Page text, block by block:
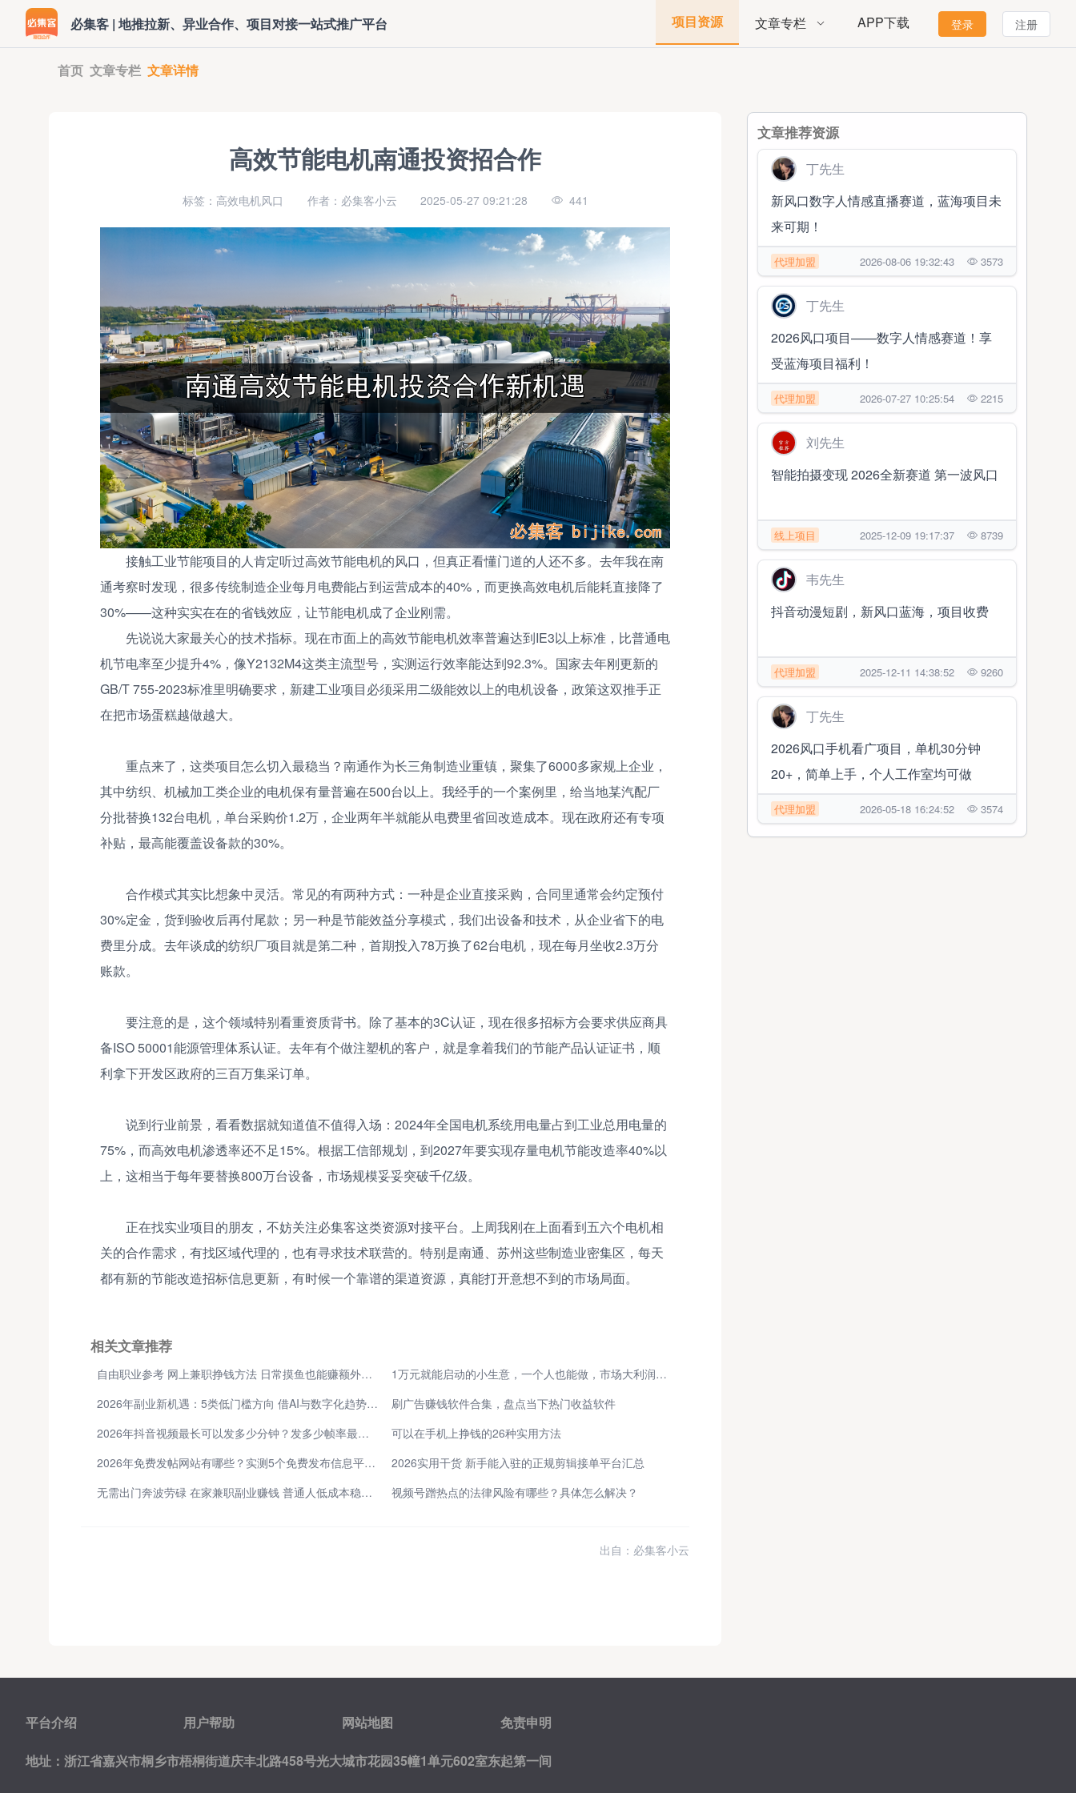
必集客 | 地推拉新、异业合作、项目对接一站式推广平台 项目资源 文章专栏 APP下载 登录 注册
首页 文章专栏 文章详情
高效节能电机南通投资招合作
标签：高效电机风口 作者：必集客小云 2025-05-27 09:21:28 441
接触工业节能项目的人肯定听过高效节能电机的风口，但真正看懂门道的人还不多。去年我在南
通考察时发现，很多传统制造企业每月电费能占到运营成本的40%，而更换高效电机后能耗直接降了
30%——这种实实在在的省钱效应，让节能电机成了企业刚需。
先说说大家最关心的技术指标。现在市面上的高效节能电机效率普遍达到IE3以上标准，比普通电
机节电率至少提升4%，像Y2132M4这类主流型号，实测运行效率能达到92.3%。国家去年刚更新的
GB/T 755-2023标准里明确要求，新建工业项目必须采用二级能效以上的电机设备，政策这双推手正
在把市场蛋糕越做越大。
重点来了，这类项目怎么切入最稳当？南通作为长三角制造业重镇，聚集了6000多家规上企业，
其中纺织、机械加工类企业的电机保有量普遍在500台以上。我经手的一个案例里，给当地某汽配厂
分批替换132台电机，单台采购价1.2万，企业两年半就能从电费里省回改造成本。现在政府还有专项
补贴，最高能覆盖设备款的30%。
合作模式其实比想象中灵活。常见的有两种方式：一种是企业直接采购，合同里通常会约定预付
30%定金，货到验收后再付尾款；另一种是节能效益分享模式，我们出设备和技术，从企业省下的电
费里分成。去年谈成的纺织厂项目就是第二种，首期投入78万换了62台电机，现在每月坐收2.3万分
账款。
要注意的是，这个领域特别看重资质背书。除了基本的3C认证，现在很多招标方会要求供应商具
备ISO 50001能源管理体系认证。去年有个做注塑机的客户，就是拿着我们的节能产品认证证书，顺
利拿下开发区政府的三百万集采订单。
说到行业前景，看看数据就知道值不值得入场：2024年全国电机系统用电量占到工业总用电量的
75%，而高效电机渗透率还不足15%。根据工信部规划，到2027年要实现存量电机节能改造率40%以
上，这相当于每年要替换800万台设备，市场规模妥妥突破千亿级。
正在找实业项目的朋友，不妨关注必集客这类资源对接平台。上周我刚在上面看到五六个电机相
关的合作需求，有找区域代理的，也有寻求技术联营的。特别是南通、苏州这些制造业密集区，每天
都有新的节能改造招标信息更新，有时候一个靠谱的渠道资源，真能打开意想不到的市场局面。
相关文章推荐
自由职业参考 网上兼职挣钱方法 日常摸鱼也能赚额外收入
1万元就能启动的小生意，一个人也能做，市场大利润还高！
2026年副业新机遇：5类低门槛方向 借AI与数字化趋势开辟第二收入渠道
刷广告赚钱软件合集，盘点当下热门收益软件
2026年抖音视频最长可以发多少分钟？发多少帧率最清晰？
可以在手机上挣钱的26种实用方法
2026年免费发帖网站有哪些？实测5个免费发布信息平台，高效解决各类需求！
2026实用干货 新手能入驻的正规剪辑接单平台汇总
无需出门奔波劳碌 在家兼职副业赚钱 普通人低成本稳妥增收
视频号蹭热点的法律风险有哪些？具体怎么解决？
出自：必集客小云
文章推荐资源
丁先生
新风口数字人情感直播赛道，蓝海项目未
来可期！
代理加盟 2026-08-06 19:32:43 3573
丁先生
2026风口项目——数字人情感赛道！享
受蓝海项目福利！
代理加盟 2026-07-27 10:25:54 2215
刘先生
智能拍摄变现 2026全新赛道 第一波风口
线上项目 2025-12-09 19:17:37 8739
韦先生
抖音动漫短剧，新风口蓝海，项目收费
代理加盟 2025-12-11 14:38:52 9260
丁先生
2026风口手机看广项目，单机30分钟
20+，简单上手，个人工作室均可做
代理加盟 2026-05-18 16:24:52 3574
平台介绍 用户帮助 网站地图 免责申明
地址：浙江省嘉兴市桐乡市梧桐街道庆丰北路458号光大城市花园35幢1单元602室东起第一间